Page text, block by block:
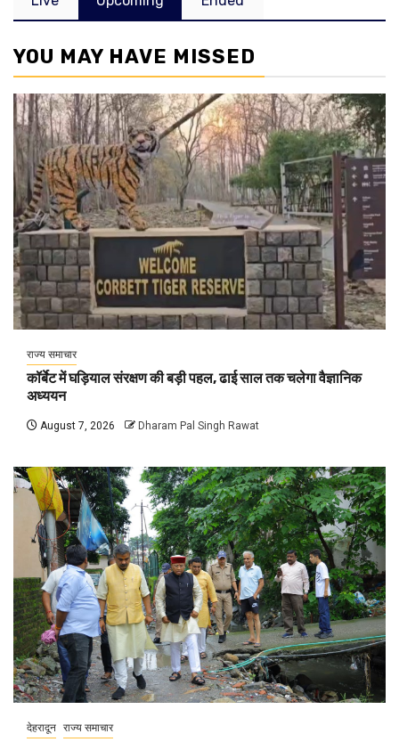
YOU MAY HAVE MISSED
राज्य समाचार
कॉर्बेट में घड़ियाल संरक्षण की बड़ी पहल, ढाई साल तक चलेगा वैज्ञानिक
अध्ययन
August 7, 2026 Dharam Pal Singh Rawat
देहरादून राज्य समाचार